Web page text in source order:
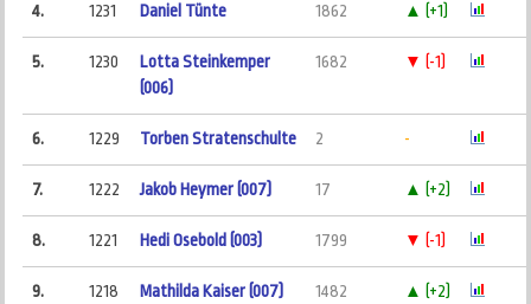
4. 1231 Daniel Tünte 1862 ▲ (+1)
5. 1230
Lotta Steinkemper
(006)
1682 ▼ (-1)
6. 1229 Torben Stratenschulte 2 -
7. 1222 Jakob Heymer (007) 17 ▲ (+2)
8. 1221 Hedi Osebold (003) 1799 ▼ (-1)
9. 1218 Mathilda Kaiser (007) 1482 ▲ (+2)